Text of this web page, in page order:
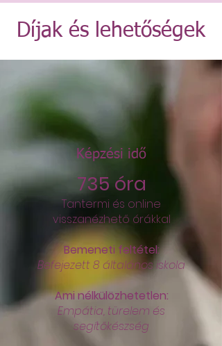
Díjak és lehetőségek
Képzési idő
735 óra
Tantermi és online
visszanézhető órákkal
Bemeneti feltétel:
Befejezett 8 általános iskola
Ami nélkülözhetetlen:
Empátia, türelem és
segítőkészség